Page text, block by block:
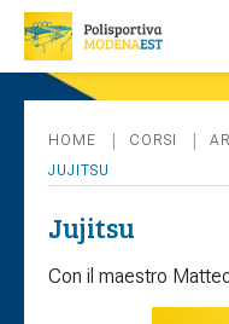
HOME CORSI
JUJITSU
Jujitsu
Con il maestro